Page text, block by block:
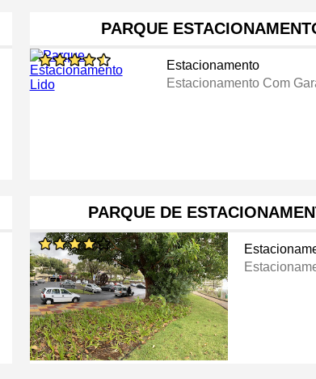
PARQUE
Estacionamento
Estacionamento Com
PARQUE DE